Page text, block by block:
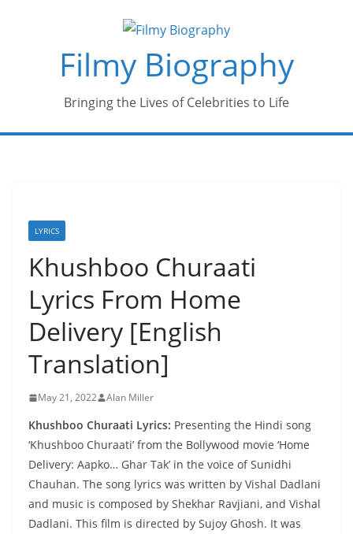
Filmy Biography
Bringing the Lives of Celebrities to Life
LYRICS
Khushboo Churaati
Lyrics From Home
Delivery [English
Translation]
May 21, 2022 Alan Miller
Khushboo Churaati Lyrics: Presenting the Hindi song
‘Khushboo Churaati’ from the Bollywood movie ‘Home
Delivery: Aapko… Ghar Tak’ in the voice of Sunidhi
Chauhan. The song lyrics was written by Vishal Dadlani
and music is composed by Shekhar Ravjiani, and Vishal
Dadlani. This film is directed by Sujoy Ghosh. It was